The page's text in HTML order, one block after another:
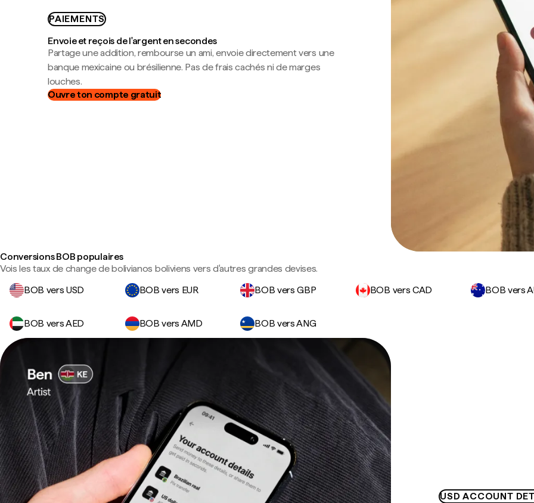
PAIEMENTS
Envoie et reçois de l'argent en secondes
Partage une addition, rembourse un ami, envoie directement vers une
banque mexicaine ou brésilienne. Pas de frais cachés ni de marges
louches.
Ouvre ton compte gratuit
Conversions BOB populaires
Vois les taux de change de bolivianos boliviens vers d'autres grandes devises.
BOB vers USD
BOB vers EUR BOB vers GBP BOB vers CAD BOB vers
BOB vers AED BOB vers AMD BOB vers ANG
USD ACCOUNT